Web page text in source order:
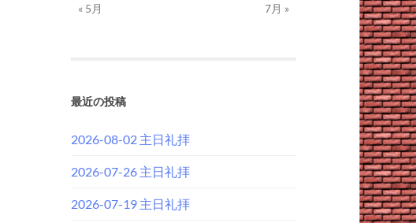
« 5月 7月 »
最近の投稿
2026-08-02 主日礼拝
2026-07-26 主日礼拝
2026-07-19 主日礼拝